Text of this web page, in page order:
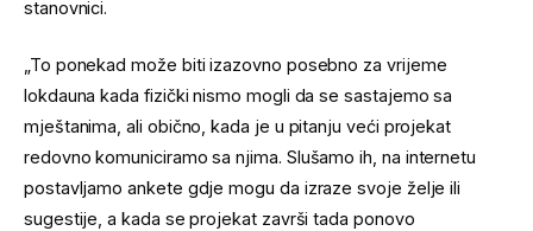
stanovnici.
„To ponekad može biti izazovno posebno za vrijeme
lokdauna kada fizički nismo mogli da se sastajemo sa
mještanima, ali obično, kada je u pitanju veći projekat
redovno komuniciramo sa njima. Slušamo ih, na internetu
postavljamo ankete gdje mogu da izraze svoje želje ili
sugestije, a kada se projekat završi tada ponovo